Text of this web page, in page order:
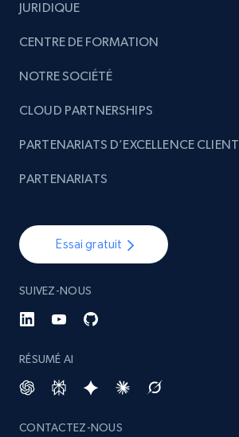
JURIDIQUE
CENTRE DE FORMATION
NOTRE SOCIÉTÉ
Essai gratuit
SUIVEZ-NOUS
RÉSUMÉ AI
CONTACTEZ-NOUS
CLOUD PARTNERSHIPS
PARTENARIATS D’EXCELLENCE CLIENT
PARTENARIATS